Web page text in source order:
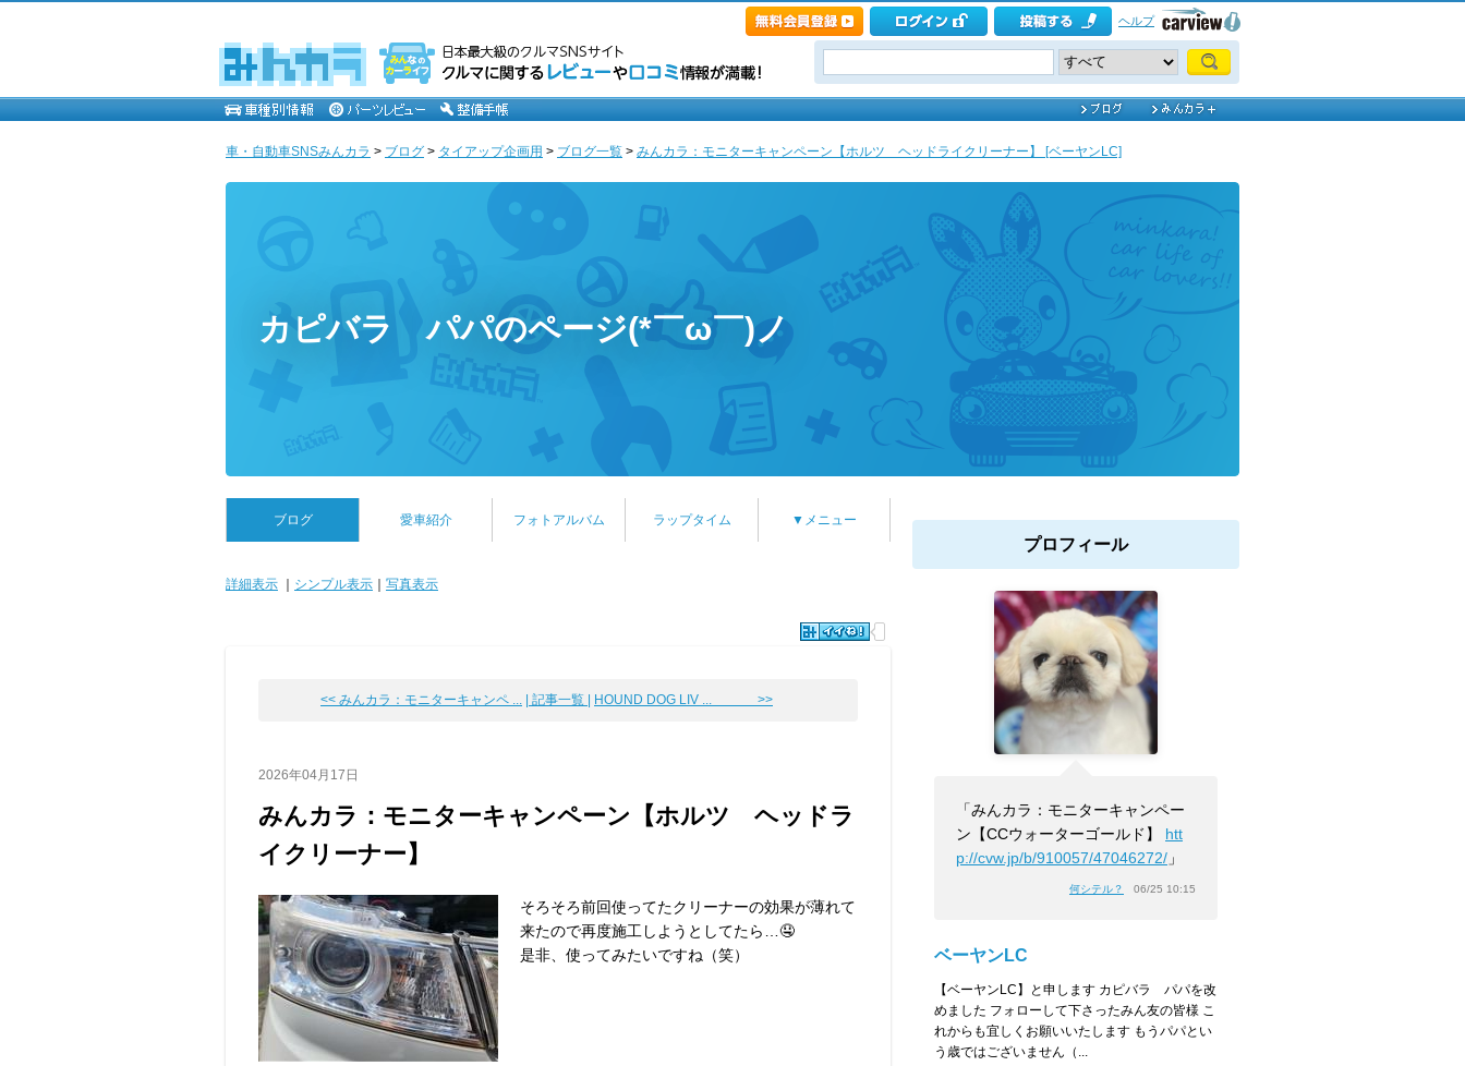
ヘルプ
車・自動車SNSみんカラ > ブログ > タイアップ企画用 > ブログ一覧 > みんカラ：モニターキャンペーン【ホルツ ヘッドライクリーナー】 [ベーヤンLC]
カピバラ パパのページ(*￣ω￣)ノ
ブログ 愛車紹介 フォトアルバム ラップタイム ▼メニュー
詳細表示 シンプル表示 写真表示
<< みんカラ：モニターキャンペ ... | 記事一覧 | HOUND DOG LIV ... >>
2026年04月17日
みんカラ：モニターキャンペーン【ホルツ ヘッドラ
イクリーナー】
そろそろ前回使ってたクリーナーの効果が薄れて
来たので再度施工しようとしてたら…🤤
是非、使ってみたいですね（笑）
プロフィール
「みんカラ：モニターキャンペー
ン【CCウォーターゴールド】 htt
p://cvw.jp/b/910057/47046272/ 」
何シテル？ 06/25 10:15
ベーヤンLC
【ベーヤンLC】と申します カピバラ パパを改
めました フォローして下さったみん友の皆様 こ
れからも宜しくお願いいたします もうパパとい
う歳ではございません（...